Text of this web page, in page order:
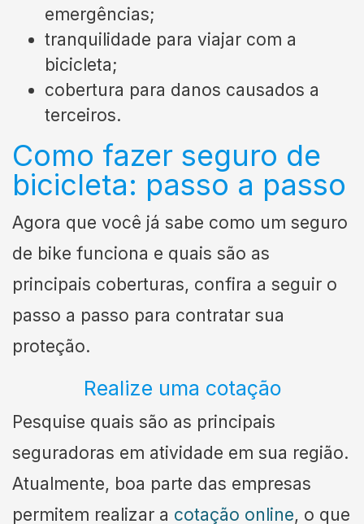
emergências;
tranquilidade para viajar com a
bicicleta;
cobertura para danos causados a
terceiros.
Como fazer seguro de
bicicleta: passo a passo
Agora que você já sabe como um seguro
de bike funciona e quais são as
principais coberturas, confira a seguir o
passo a passo para contratar sua
proteção.
Realize uma cotação
Pesquise quais são as principais
seguradoras em atividade em sua região.
Atualmente, boa parte das empresas
permitem realizar a cotação online, o que